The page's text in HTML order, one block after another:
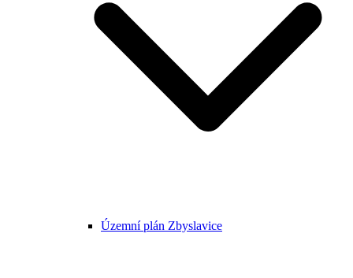
Územní plán Zbyslavice